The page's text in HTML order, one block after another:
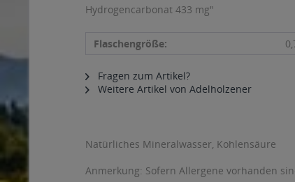
Hydrogencarbonat 433 mg"
Flaschengröße:
Fragen zum Artikel?
Weitere Artikel von Adelholzener
Natürliches Mineralwasser, Kohlensäure
Anmerkung: Sofern Allergene vorhanden